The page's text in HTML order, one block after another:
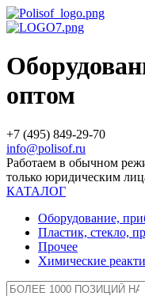
оптом
+7 (495) 849-29-70
info@polisof.ru
Работаем в обычном
только юридическим
КАТАЛОГ
Оборудование,
Пластик, стекло,
Прочее
Химические